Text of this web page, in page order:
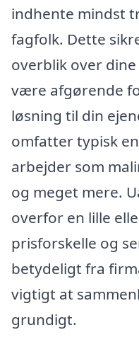
indhente mindst
fagfolk. Dette
overblik over
være afgørende
løsning til din
omfatter typisk
arbejder som
og meget mere.
overfor en lille
prisforskelle og
betydeligt fra
vigtigt at
grundigt.